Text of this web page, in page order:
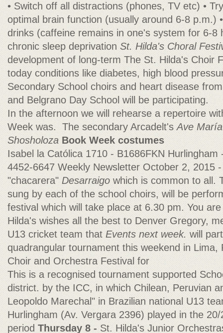
• Switch off all distractions (phones, TV etc) •
optimal brain function (usually around 6-8 p.m.)
drinks (caffeine remains in one's system for 6-8
chronic sleep deprivationSt. Hilda's Choral
development of long-term The St. Hilda's Choir
today conditions like diabetes, high blood
Secondary School choirs and heart disease
and Belgrano Day School will be participating.
In the afternoon we will rehearse a repertoire
Week was. The secondary Arcadelt'sAve María
Shosholoza Book Week costumes
Isabel la Católica 1710 - B1686FKN Hurlingham
4452-6647 Weekly Newsletter October 2, 2015
"chacarera"Desarraigo which is common to all.
sung by each of the school choirs, will be
festival which will take place at 6.30 pm. You
Hilda's wishes all the best to Denver Gregory,
U13 cricket team thatEvents next week. will
quadrangular tournament this weekend in
Choir and Orchestra Festival for
This is a recognised tournament supported
district. by the ICC, in which Chilean, Peruvian
Leopoldo Marechal" in Brazilian national U13
Hurlingham (Av. Vergara 2396) played in the
period Thursday 8 - St. Hilda's Junior